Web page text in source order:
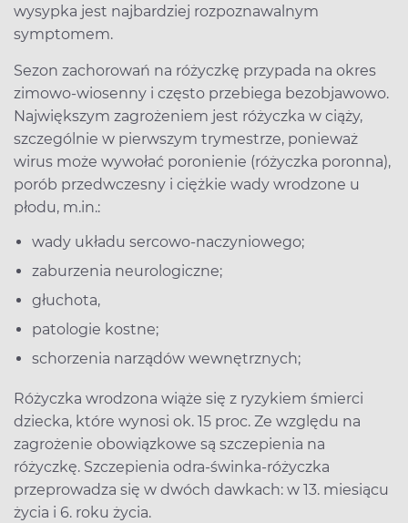
wysypka jest najbardziej rozpoznawalnym
symptomem.
Sezon zachorowań na różyczkę przypada na okres
zimowo-wiosenny i często przebiega bezobjawowo.
Największym zagrożeniem jest różyczka w ciąży,
szczególnie w pierwszym trymestrze, ponieważ
wirus może wywołać poronienie (różyczka poronna),
porób przedwczesny i ciężkie wady wrodzone u
płodu, m.in.:
wady układu sercowo-naczyniowego;
zaburzenia neurologiczne;
głuchota,
patologie kostne;
schorzenia narządów wewnętrznych;
Różyczka wrodzona wiąże się z ryzykiem śmierci
dziecka, które wynosi ok. 15 proc. Ze względu na
zagrożenie obowiązkowe są szczepienia na
różyczkę. Szczepienia odra-świnka-różyczka
przeprowadza się w dwóch dawkach: w 13. miesiącu
życia i 6. roku życia.